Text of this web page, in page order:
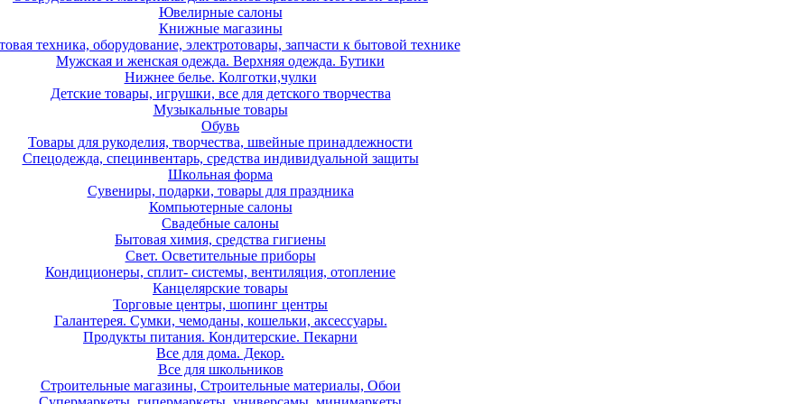
Ювелирные салоны
Книжные магазины
техника, оборудование, электротовары, запчасти к бытовой технике
Мужская и женская одежда. Верхняя одежда. Бутики
Нижнее белье. Колготки,чулки
Детские товары, игрушки, все для детского творчества
Музыкальные товары
Обувь
Товары для рукоделия, творчества, швейные принадлежности
Спецодежда, специнвентарь, средства индивидуальной защиты
Школьная форма
Сувениры, подарки, товары для праздника
Компьютерные салоны
Свадебные салоны
Бытовая химия, средства гигиены
Свет. Осветительные приборы
Кондиционеры, сплит- системы, вентиляция, отопление
Канцелярские товары
Торговые центры, шопинг центры
Галантерея. Сумки, чемоданы, кошельки, аксессуары.
Продукты питания. Кондитерские. Пекарни
Все для дома. Декор.
Все для школьников
Строительные магазины, Строительные материалы, Обои